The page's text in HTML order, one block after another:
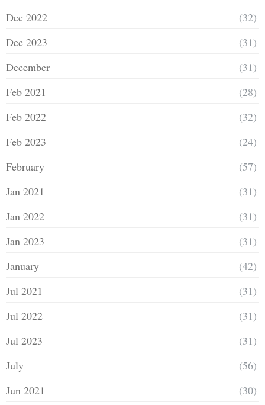
Dec 2022
(32)
Dec 2023
(31)
December
(31)
Feb 2021
(28)
Feb 2022
(32)
Feb 2023
(24)
February
(57)
Jan 2021
(31)
Jan 2022
(31)
Jan 2023
(31)
January
(42)
Jul 2021
(31)
Jul 2022
(31)
Jul 2023
(31)
July
(56)
Jun 2021
(30)